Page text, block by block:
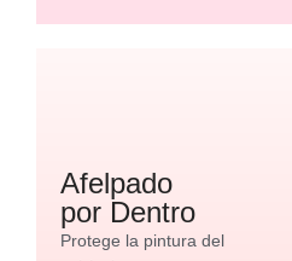
Afelpado
por Dentro
Protege la pintura del